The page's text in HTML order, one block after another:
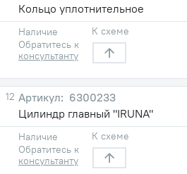
Кольцо уплотнительное
Наличие
Обратитесь к
консультанту
К схеме
12
6300233
Цилиндр главный "IRUNA"
Наличие
Обратитесь к
консультанту
К схеме